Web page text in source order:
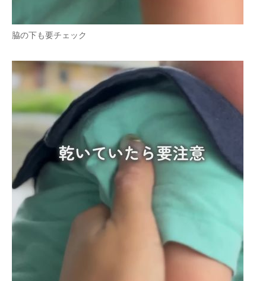
脇の下も要チェック